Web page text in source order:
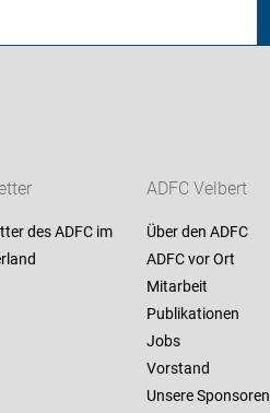
des ADFC im
ADFC Velbert
Über den ADFC
ADFC vor Ort
Mitarbeit
Publikationen
Jobs
Vorstand
Unsere Sponsoren